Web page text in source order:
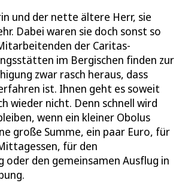
und der nette ältere Herr, sie
Dabei waren sie doch sonst so
der Caritas-
im Bergischen finden zur
zwar rasch heraus, dass
ist. Ihnen geht es soweit
wieder nicht. Denn schnell wird
wenn ein kleiner Obolus
große Summe, ein paar Euro, für
für den
den gemeinsamen Ausflug in